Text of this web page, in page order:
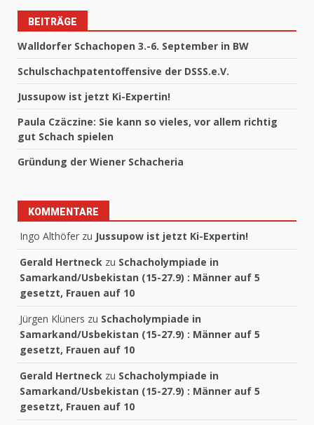
BEITRÄGE
Walldorfer Schachopen 3.-6. September in BW
Schulschachpatentoffensive der DSSS.e.V.
Jussupow ist jetzt Ki-Expertin!
Paula Czäczine: Sie kann so vieles, vor allem richtig
gut Schach spielen
Gründung der Wiener Schacheria
KOMMENTARE
Ingo Althöfer zu Jussupow ist jetzt Ki-Expertin!
Gerald Hertneck zu Schacholympiade in
Samarkand/Usbekistan (15-27.9) : Männer auf 5
gesetzt, Frauen auf 10
Jürgen Klüners zu Schacholympiade in
Samarkand/Usbekistan (15-27.9) : Männer auf 5
gesetzt, Frauen auf 10
Gerald Hertneck zu Schacholympiade in
Samarkand/Usbekistan (15-27.9) : Männer auf 5
gesetzt, Frauen auf 10